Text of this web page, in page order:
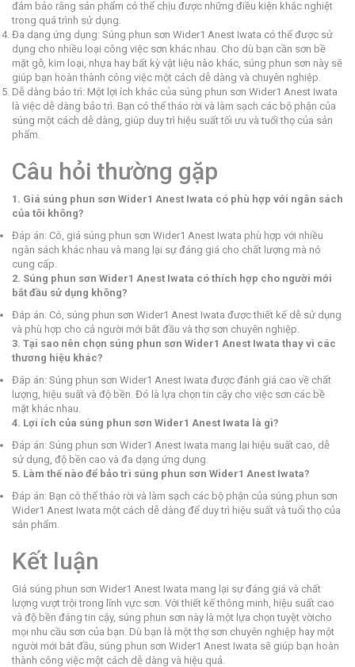
đảm bảo rằng sản phẩm có thể chịu được những điều kiện khắc nghiệt
trong quá trình sử dụng.
Đa dạng ứng dụng: Súng phun sơn Wider1 Anest Iwata có thể được sử
dụng cho nhiều loại công việc sơn khác nhau. Cho dù bạn cần sơn bề
mặt gỗ, kim loại, nhựa hay bất kỳ vật liệu nào khác, súng phun sơn này sẽ
giúp bạn hoàn thành công việc một cách dễ dàng và chuyên nghiệp.
Dễ dàng bảo trì: Một lợi ích khác của súng phun sơn Wider1 Anest Iwata
là việc dễ dàng bảo trì. Bạn có thể tháo rời và làm sạch các bộ phận của
súng một cách dễ dàng, giúp duy trì hiệu suất tối ưu và tuổi thọ của sản
phẩm.
Câu hỏi thường gặp
1. Giá súng phun sơn Wider1 Anest Iwata có phù hợp với ngân sách
của tôi không?
Đáp án: Có, giá súng phun sơn Wider1 Anest Iwata phù hợp với nhiều
ngân sách khác nhau và mang lại sự đáng giá cho chất lượng mà nó
cung cấp.
2. Súng phun sơn Wider1 Anest Iwata có thích hợp cho người mới
bắt đầu sử dụng không?
Đáp án: Có, súng phun sơn Wider1 Anest Iwata được thiết kế dễ sử dụng
và phù hợp cho cả người mới bắt đầu và thợ sơn chuyên nghiệp.
3. Tại sao nên chọn súng phun sơn Wider1 Anest Iwata thay vì các
thương hiệu khác?
Đáp án: Súng phun sơn Wider1 Anest Iwata được đánh giá cao về chất
lượng, hiệu suất và độ bền. Đó là lựa chọn tin cậy cho việc sơn các bề
mặt khác nhau.
4. Lợi ích của súng phun sơn Wider1 Anest Iwata là gì?
Đáp án: Súng phun sơn Wider1 Anest Iwata mang lại hiệu suất cao, dễ
sử dụng, độ bền cao và đa dạng ứng dụng.
5. Làm thế nào để bảo trì súng phun sơn Wider1 Anest Iwata?
Đáp án: Bạn có thể tháo rời và làm sạch các bộ phận của súng phun sơn
Wider1 Anest Iwata một cách dễ dàng để duy trì hiệu suất và tuổi thọ của
sản phẩm.
Kết luận
Giá súng phun sơn Wider1 Anest Iwata mang lại sự đáng giá và chất
lượng vượt trội trong lĩnh vực sơn. Với thiết kế thông minh, hiệu suất cao
và độ bền đáng tin cậy, súng phun sơn này là một lựa chọn tuyệt vờicho
mọi nhu cầu sơn của bạn. Dù bạn là một thợ sơn chuyên nghiệp hay một
người mới bắt đầu, súng phun sơn Wider1 Anest Iwata sẽ giúp bạn hoàn
thành công việc một cách dễ dàng và hiệu quả.